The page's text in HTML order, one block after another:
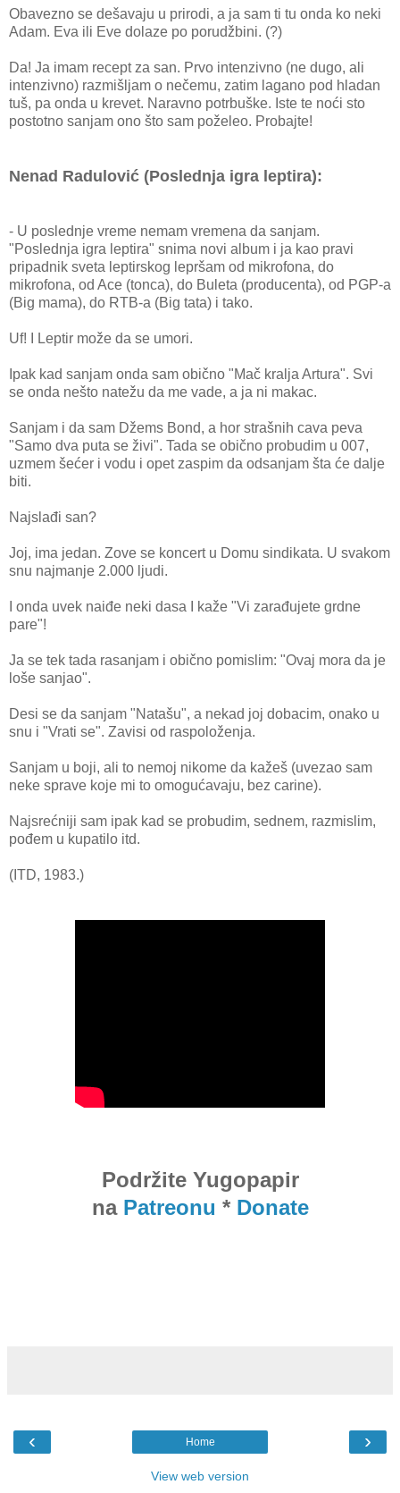
Obavezno se dešavaju u prirodi, a ja sam ti tu onda ko neki
Adam. Eva ili Eve dolaze po porudžbini. (?)
Da! Ja imam recept za san. Prvo intenzivno (ne dugo, ali
intenzivno) razmišljam o nečemu, zatim lagano pod hladan
tuš, pa onda u krevet. Naravno potrbuške. Iste te noći sto
postotno sanjam ono što sam poželeo. Probajte!
Nenad Radulović (Poslednja igra leptira):
- U poslednje vreme nemam vremena da sanjam.
"Poslednja igra leptira" snima novi album i ja kao pravi
pripadnik sveta leptirskog lepršam od mikrofona, do
mikrofona, od Ace (tonca), do Buleta (producenta), od PGP-a
(Big mama), do RTB-a (Big tata) i tako.
Uf! I Leptir može da se umori.
Ipak kad sanjam onda sam obično "Mač kralja Artura". Svi
se onda nešto natežu da me vade, a ja ni makac.
Sanjam i da sam Džems Bond, a hor strašnih cava peva
"Samo dva puta se živi". Tada se obično probudim u 007,
uzmem šećer i vodu i opet zaspim da odsanjam šta će dalje
biti.
Najslađi san?
Joj, ima jedan. Zove se koncert u Domu sindikata. U svakom
snu najmanje 2.000 ljudi.
I onda uvek naiđe neki dasa I kaže "Vi zarađujete grdne
pare"!
Ja se tek tada rasanjam i obično pomislim: "Ovaj mora da je
loše sanjao".
Desi se da sanjam "Natašu", a nekad joj dobacim, onako u
snu i "Vrati se". Zavisi od raspoloženja.
Sanjam u boji, ali to nemoj nikome da kažeš (uvezao sam
neke sprave koje mi to omogućavaju, bez carine).
Najsrećniji sam ipak kad se probudim, sednem, razmislim,
pođem u kupatilo itd.
(ITD, 1983.)
Podržite Yugopapir
na Patreonu * Donate
‹ ›
Home
View web version